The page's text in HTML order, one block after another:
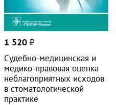
1 520 ₽
Судебно-медицинская и
медико-правовая оценка
неблагоприятных исходов
в стоматологической
практике